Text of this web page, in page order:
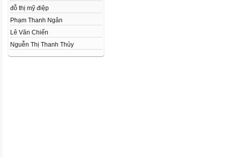
đỗ thị mỹ điệp
Phạm Thanh Ngân
Lê Văn Chiến
Nguễn Thị Thanh Thủy